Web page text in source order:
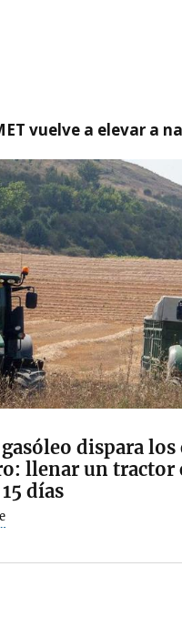
vuelve a elevar a
dispara los
llenar un tractor
días